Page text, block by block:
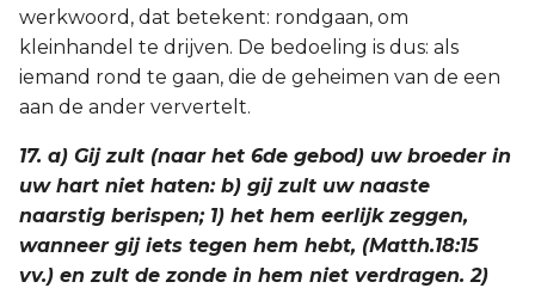
werkwoord, dat betekent: rondgaan, om
kleinhandel te drijven. De bedoeling is dus: als
iemand rond te gaan, die de geheimen van de een
aan de ander ververtelt.
17. a) Gij zult (naar het 6de gebod) uw broeder in
uw hart niet haten: b) gij zult uw naaste
naarstig berispen; 1) het hem eerlijk zeggen,
wanneer gij iets tegen hem hebt, (Matth.18:15
vv.) en zult de zonde in hem niet verdragen. 2)